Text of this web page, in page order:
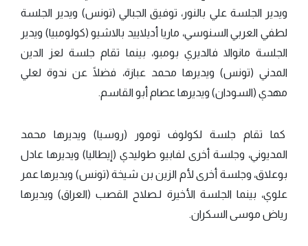
ويدير الجلسة علي بالنور، توفيق الجبالي (تونس) ويدير الجلسة
لطفي العربي السنوسي، ماريا أديلاييد بالاشيو (كولومبيا) ويدير
الجلسة مانوالا فالديري بومبو، بينما تقام جلسة لعز الدين
المدني (تونس) ويديرها محمد عبازة، فضلًا عن ندوة لعلي
مهدي (السودان) ويديرها عصام أبو القاسم.
كما تقام جلسة لكولوف تومور (روسيا) ويديرها محمد
المديوني، وجلسة أخرى لفابيو طوليدي (إيطاليا) ويديرها عادل
بوعلاق، وجلسة أخرى لأم الزين بن شيخة (تونس) ويديرها عمر
علوي، بينما الجلسة الأخيرة لـصلاح القصب (العراق) ويديرها
رياض موسى السكران.